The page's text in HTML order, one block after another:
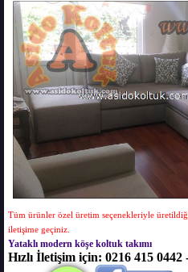
Tüm ürünler özel üretim seçenekleriyle
iletişime geçiniz.
Yataklı modern köşe koltuk takımı
Hızlı İletişim için: 0216 415 0442